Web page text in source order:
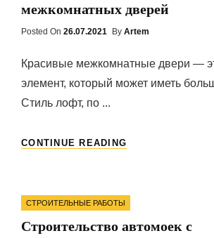
межкомнатных дверей
Posted On Posted
26.07.2021 By Artem
Красивые межкомнатные двери —
элемент, который может иметь
Стиль лофт, по ...
CONTINUE READING
ПРИ
ВЫБОРЕ
МЕЖКОМНАТНЫХ
Categories
СТРОИТЕЛЬНЫЕ РАБОТЫ
Строительство автомоек с